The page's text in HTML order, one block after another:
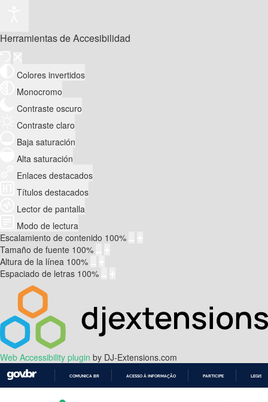
Herramientas de Accesibilidad
Colores invertidos
Monocromo
Contraste oscuro
Contraste claro
Baja saturación
Alta saturación
Enlaces destacados
Títulos destacados
Lector de pantalla
Modo de lectura
Escalamiento de contenido 100%
Tamaño de fuente 100%
Altura de la línea 100%
Espaciado de letras 100%
Web Accessibility plugin by DJ-Extensions.com
COMUNICA BR ACESSO À INFORMAÇÃO PARTICIPE